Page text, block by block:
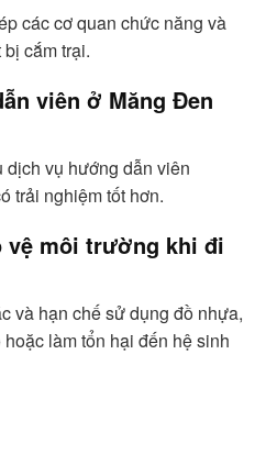
các cơ quan chức năng và
cắm trại.
viên ở Măng Đen
vụ hướng dẫn viên
trải nghiệm tốt hơn.
vệ môi trường khi đi
và hạn chế sử dụng đồ nhựa,
làm tổn hại đến hệ sinh